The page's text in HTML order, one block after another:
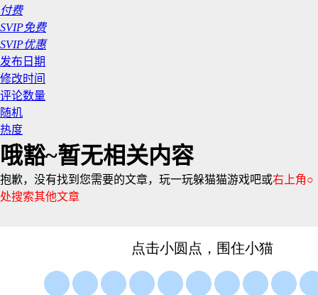
付费
SVIP免费
SVIP优惠
发布日期
修改时间
评论数量
随机
热度
哦豁~暂无相关内容
抱歉，没有找到您需要的文章，玩一玩躲猫猫游戏吧或右上角○
处搜索其他文章